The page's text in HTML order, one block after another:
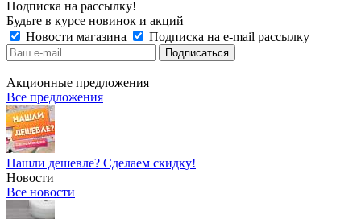
Подписка на рассылку!
Будьте в курсе новинок и акций
Новости магазина
Подписка на e-mail рассылку
Акционные предложения
Все предложения
Нашли дешевле? Сделаем скидку!
Новости
Все новости